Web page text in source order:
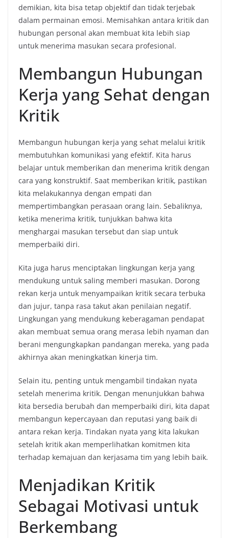
demikian, kita bisa tetap objektif dan tidak terjebak
dalam permainan emosi. Memisahkan antara kritik dan
hubungan personal akan membuat kita lebih siap
untuk menerima masukan secara profesional.
Membangun Hubungan
Kerja yang Sehat dengan
Kritik
Membangun hubungan kerja yang sehat melalui kritik
membutuhkan komunikasi yang efektif. Kita harus
belajar untuk memberikan dan menerima kritik dengan
cara yang konstruktif. Saat memberikan kritik, pastikan
kita melakukannya dengan empati dan
mempertimbangkan perasaan orang lain. Sebaliknya,
ketika menerima kritik, tunjukkan bahwa kita
menghargai masukan tersebut dan siap untuk
memperbaiki diri.
Kita juga harus menciptakan lingkungan kerja yang
mendukung untuk saling memberi masukan. Dorong
rekan kerja untuk menyampaikan kritik secara terbuka
dan jujur, tanpa rasa takut akan penilaian negatif.
Lingkungan yang mendukung keberagaman pendapat
akan membuat semua orang merasa lebih nyaman dan
berani mengungkapkan pandangan mereka, yang pada
akhirnya akan meningkatkan kinerja tim.
Selain itu, penting untuk mengambil tindakan nyata
setelah menerima kritik. Dengan menunjukkan bahwa
kita bersedia berubah dan memperbaiki diri, kita dapat
membangun kepercayaan dan reputasi yang baik di
antara rekan kerja. Tindakan nyata yang kita lakukan
setelah kritik akan memperlihatkan komitmen kita
terhadap kemajuan dan kerjasama tim yang lebih baik.
Menjadikan Kritik
Sebagai Motivasi untuk
Berkembang